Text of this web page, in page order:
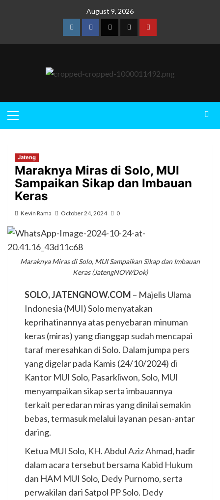
August 9, 2026
Jateng
Maraknya Miras di Solo, MUI
Sampaikan Sikap dan Imbauan
Keras
Kevin Rama October 24, 2024 0
Maraknya Miras di Solo, MUI Sampaikan Sikap dan Imbauan
Keras (JatengNOW/Dok)
SOLO, JATENGNOW.COM – Majelis Ulama
Indonesia (MUI) Solo menyatakan
keprihatinannya atas penyebaran minuman
keras (miras) yang dianggap sudah mencapai
taraf meresahkan di Solo. Dalam jumpa pers
yang digelar pada Kamis (24/10/2024) di
Kantor MUI Solo, Pasarkliwon, Solo, MUI
menyampaikan sikap serta imbauannya
terkait peredaran miras yang dinilai semakin
bebas, termasuk melalui layanan pesan-antar
daring.
Ketua MUI Solo, KH. Abdul Aziz Ahmad, hadir
dalam acara tersebut bersama Kabid Hukum
dan HAM MUI Solo, Dedy Purnomo, serta
perwakilan dari Satpol PP Solo. Dedy